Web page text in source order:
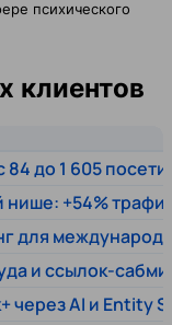
психического
клиентов
84 до 1 605
+54%
для
и ссылок-
AI и Entity